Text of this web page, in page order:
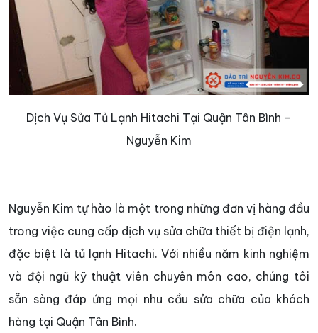
Dịch Vụ Sửa Tủ Lạnh Hitachi Tại Quận Tân Bình –
Nguyễn Kim
Nguyễn Kim tự hào là một trong những đơn vị hàng đầu
trong việc cung cấp dịch vụ sửa chữa thiết bị điện lạnh,
đặc biệt là tủ lạnh Hitachi. Với nhiều năm kinh nghiệm
và đội ngũ kỹ thuật viên chuyên môn cao, chúng tôi
sẵn sàng đáp ứng mọi nhu cầu sửa chữa của khách
hàng tại Quận Tân Bình.